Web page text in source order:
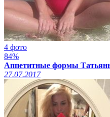
4 фото
84%
Аппетитные формы
27.07.2017